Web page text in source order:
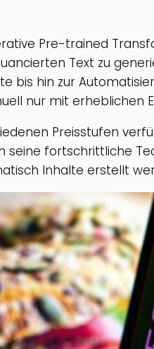
Pre-trained
Text zu
bis hin zur
nur mit erheblichen
Preisstufen
fortschrittliche
Inhalte erstellt